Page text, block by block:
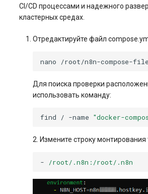
CI/CD процессами и надежного
кластерных средах.
Отредактируйте файл
nano
Для поиска проверки
использовать команду:
find / -name "docker-
2. Измените строку
- /root/.n8n:/root/.n8n